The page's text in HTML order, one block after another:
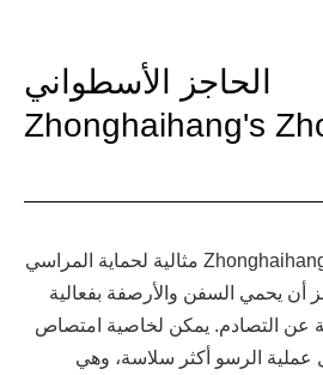
الحاجز الأسطواني
Zhonghaihang's
تعتبر الحاجز الأسطواني Zhonghaihang مثالية لحماية المراسي
أن يحمي السفن والأرصفة بفعالية
عن التصادم. يمكن لخاصية امتصاص
عملية الرسو أكثر سلاسة، وهي